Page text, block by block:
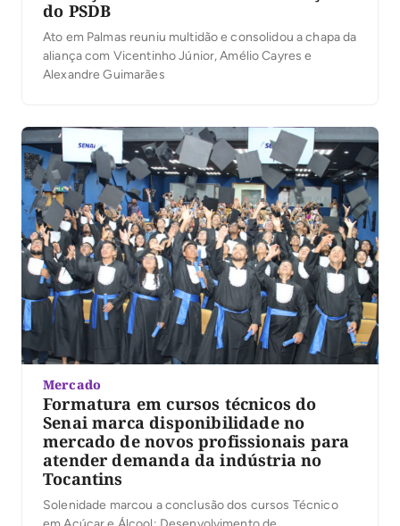
do PSDB
Ato em Palmas reuniu multidão e consolidou a chapa da
aliança com Vicentinho Júnior, Amélio Cayres e
Alexandre Guimarães
Mercado
Formatura em cursos técnicos do
Senai marca disponibilidade no
mercado de novos profissionais para
atender demanda da indústria no
Tocantins
Solenidade marcou a conclusão dos cursos Técnico